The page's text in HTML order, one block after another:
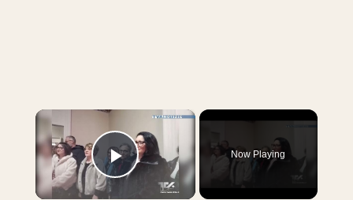
×
Play Video
Now Playing